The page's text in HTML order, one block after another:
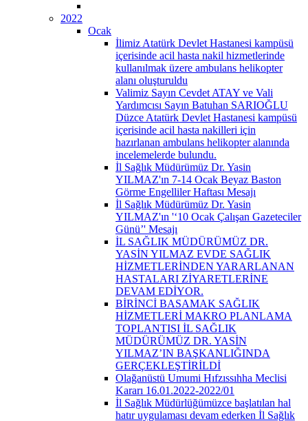
2022
Ocak
İlimiz Atatürk Devlet Hastanesi kampüsü
içerisinde acil hasta nakil hizmetlerinde
kullanılmak üzere ambulans helikopter
alanı oluşturuldu
Valimiz Sayın Cevdet ATAY ve Vali
Yardımcısı Sayın Batuhan SARIOĞLU
Düzce Atatürk Devlet Hastanesi kampüsü
içerisinde acil hasta nakilleri için
hazırlanan ambulans helikopter alanında
incelemelerde bulundu.
İl Sağlık Müdürümüz Dr. Yasin
YILMAZ'ın 7-14 Ocak Beyaz Baston
Görme Engelliler Haftası Mesajı
İl Sağlık Müdürümüz Dr. Yasin
YILMAZ'ın '‘10 Ocak Çalışan Gazeteciler
Günü’' Mesajı
İL SAĞLIK MÜDÜRÜMÜZ DR.
YASİN YILMAZ EVDE SAĞLIK
HİZMETLERİNDEN YARARLANAN
HASTALARI ZİYARETLERİNE
DEVAM EDİYOR.
BİRİNCİ BASAMAK SAĞLIK
HİZMETLERİ MAKRO PLANLAMA
TOPLANTISI İL SAĞLIK
MÜDÜRÜMÜZ DR. YASİN
YILMAZ’IN BAŞKANLIĞINDA
GERÇEKLEŞTİRİLDİ
Olağanüstü Umumi Hıfzıssıhha Meclisi
Kararı 16.01.2022-2022/01
İl Sağlık Müdürlüğümüzce başlatılan hal
hatır uygulaması devam ederken İl Sağlık